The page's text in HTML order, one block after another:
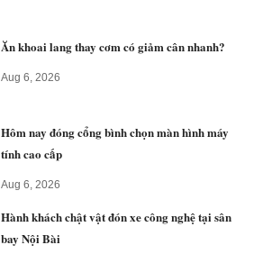
Ăn khoai lang thay cơm có giảm cân nhanh?
Aug 6, 2026
Hôm nay đóng cổng bình chọn màn hình máy
tính cao cấp
Aug 6, 2026
Hành khách chật vật đón xe công nghệ tại sân
bay Nội Bài